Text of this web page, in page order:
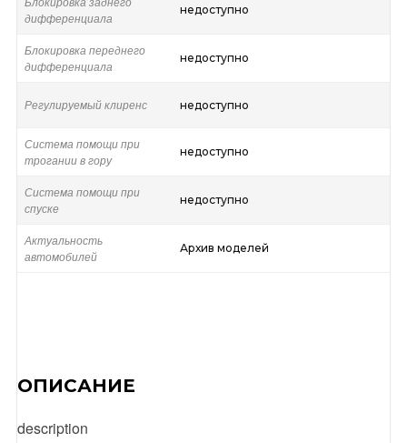
дифференциала
недоступно
Блокировка переднего
дифференциала
недоступно
Регулируемый клиренс недоступно
Система помощи при
трогании в гору
недоступно
Система помощи при
спуске
недоступно
Актуальность
автомобилей
Архив моделей
ОПИСАНИЕ
description